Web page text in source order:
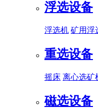
浮选设备
浮选机 矿用浮
重选设备
摇床 离心选矿
磁选设备